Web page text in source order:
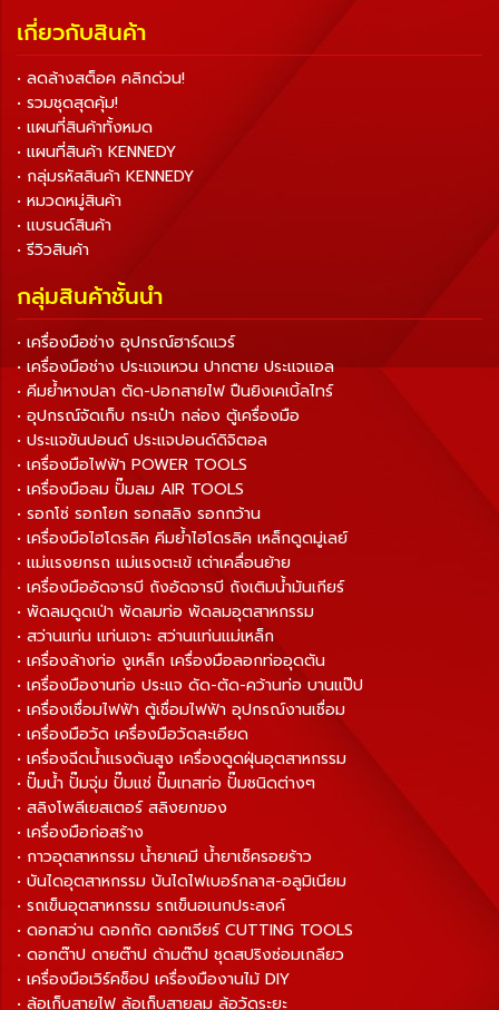
เกี่ยวกับสินค้า
• ลดล้างสต็อค คลิกด่วน!
• รวมชุดสุดคุ้ม!
• แผนที่สินค้าทั้งหมด
• แผนที่สินค้า KENNEDY
• กลุ่มรหัสสินค้า KENNEDY
• หมวดหมู่สินค้า
• แบรนด์สินค้า
• รีวิวสินค้า
กลุ่มสินค้าชั้นนำ
• เครื่องมือช่าง อุปกรณ์ฮาร์ดแวร์
• เครื่องมือช่าง ประแจแหวน ปากตาย ประแจแอล
• คีมย้ำหางปลา ตัด-ปอกสายไฟ ปืนยิงเคเบิ้ลไทร์
• อุปกรณ์จัดเก็บ กระเป๋า กล่อง ตู้เครื่องมือ
• ประแจขันปอนด์ ประแจปอนด์ดิจิตอล
• เครื่องมือไฟฟ้า POWER TOOLS
• เครื่องมือลม ปั๊มลม AIR TOOLS
• รอกโซ่ รอกโยก รอกสลิง รอกกว้าน
• เครื่องมือไฮโดรลิค คีมย้ำไฮโดรลิค เหล็กดูดมู่เลย์
• แม่แรงยกรถ แม่แรงตะเข้ เต่าเคลื่อนย้าย
• เครื่องมืออัดจารบี ถังอัดจารบี ถังเติมน้ำมันเกียร์
• พัดลมดูดเป่า พัดลมท่อ พัดลมอุตสาหกรรม
• สว่านแท่น แท่นเจาะ สว่านแท่นแม่เหล็ก
• เครื่องล้างท่อ งูเหล็ก เครื่องมือลอกท่ออุดตัน
• เครื่องมืองานท่อ ประแจ ดัด-ตัด-คว้านท่อ บานแป๊ป
• เครื่องเชื่อมไฟฟ้า ตู้เชื่อมไฟฟ้า อุปกรณ์งานเชื่อม
• เครื่องมือวัด เครื่องมือวัดละเอียด
• เครื่องฉีดน้ำแรงดันสูง เครื่องดูดฝุ่นอุตสาหกรรม
• ปั๊มน้ำ ปั๊มจุ่ม ปั๊มแช่ ปั๊มเทสท่อ ปั๊มชนิดต่างๆ
• สลิงโพลีเยสเตอร์ สลิงยกของ
• เครื่องมือก่อสร้าง
• กาวอุตสาหกรรม น้ำยาเคมี น้ำยาเช็ครอยร้าว
• บันไดอุตสาหกรรม บันไดไฟเบอร์กลาส-อลูมิเนียม
• รถเข็นอุตสาหกรรม รถเข็นอเนกประสงค์
• ดอกสว่าน ดอกกัด ดอกเจียร์ CUTTING TOOLS
• ดอกต๊าป ดายต๊าป ด้ามต๊าป ชุดสปริงซ่อมเกลียว
• เครื่องมือเวิร์คช็อป เครื่องมืองานไม้ DIY
• ล้อเก็บสายไฟ ล้อเก็บสายลม ล้อวัดระยะ